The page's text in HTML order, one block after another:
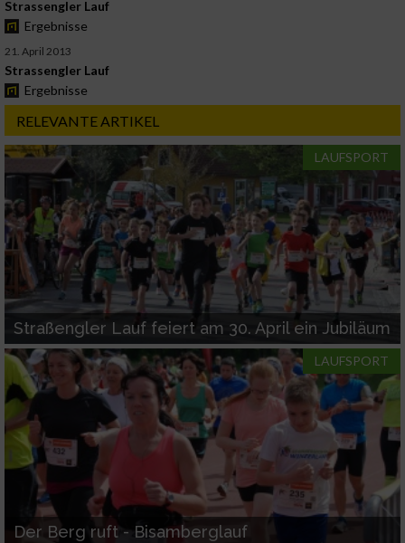
Strassengler Lauf
Ergebnisse
21. April 2013
Strassengler Lauf
Ergebnisse
RELEVANTE ARTIKEL
LAUFSPORT
Straßengler Lauf feiert am 30. April ein Jubiläum
LAUFSPORT
Der Berg ruft - Bisamberglauf